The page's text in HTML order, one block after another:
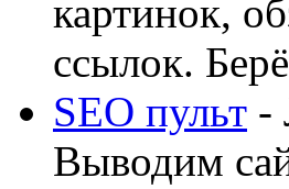
картинок,
ссылок.
SEO пульт -
Выводим